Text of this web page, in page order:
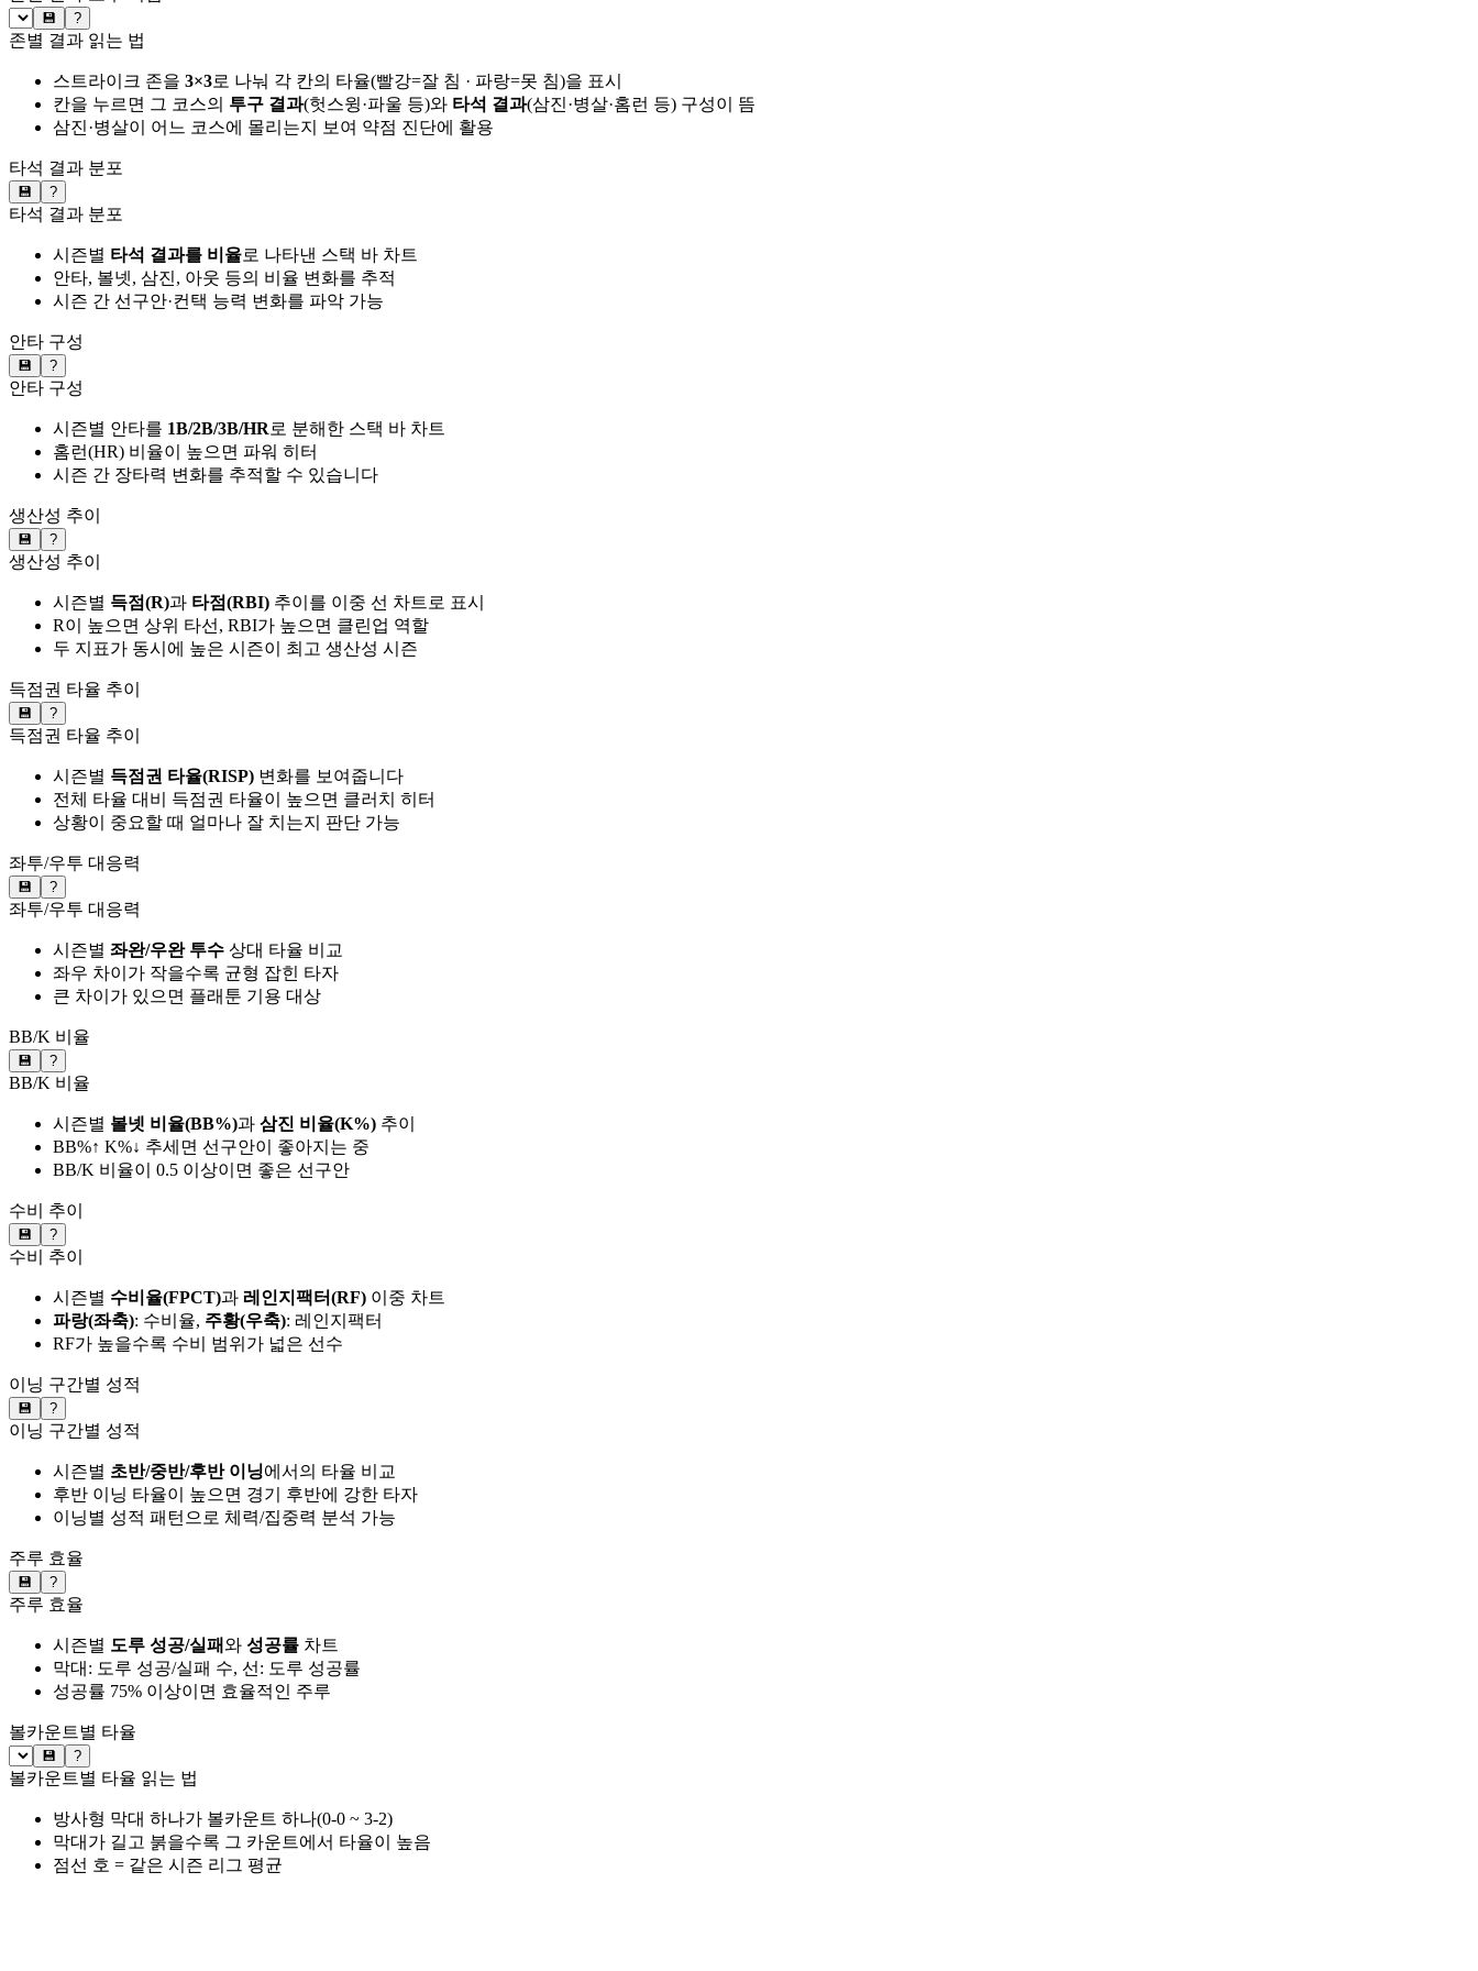
💾 ?
존별 결과 읽는 법
스트라이크 존을 3×3로 나눠 각 칸의 타율(빨강=잘 침 · 파랑=못 침)을 표시
칸을 누르면 그 코스의 투구 결과(헛스윙·파울 등)와 타석 결과(삼진·병살·홈런 등) 구성이 뜸
삼진·병살이 어느 코스에 몰리는지 보여 약점 진단에 활용
타석 결과 분포
💾 ?
타석 결과 분포
시즌별 타석 결과를 비율로 나타낸 스택 바 차트
안타, 볼넷, 삼진, 아웃 등의 비율 변화를 추적
시즌 간 선구안·컨택 능력 변화를 파악 가능
안타 구성
💾 ?
안타 구성
시즌별 안타를 1B/2B/3B/HR로 분해한 스택 바 차트
홈런(HR) 비율이 높으면 파워 히터
시즌 간 장타력 변화를 추적할 수 있습니다
생산성 추이
💾 ?
생산성 추이
시즌별 득점(R)과 타점(RBI) 추이를 이중 선 차트로 표시
R이 높으면 상위 타선, RBI가 높으면 클린업 역할
두 지표가 동시에 높은 시즌이 최고 생산성 시즌
득점권 타율 추이
💾 ?
득점권 타율 추이
시즌별 득점권 타율(RISP) 변화를 보여줍니다
전체 타율 대비 득점권 타율이 높으면 클러치 히터
상황이 중요할 때 얼마나 잘 치는지 판단 가능
좌투/우투 대응력
💾 ?
좌투/우투 대응력
시즌별 좌완/우완 투수 상대 타율 비교
좌우 차이가 작을수록 균형 잡힌 타자
큰 차이가 있으면 플래툰 기용 대상
BB/K 비율
💾 ?
BB/K 비율
시즌별 볼넷 비율(BB%)과 삼진 비율(K%) 추이
BB%↑ K%↓ 추세면 선구안이 좋아지는 중
BB/K 비율이 0.5 이상이면 좋은 선구안
수비 추이
💾 ?
수비 추이
시즌별 수비율(FPCT)과 레인지팩터(RF) 이중 차트
파랑(좌축): 수비율, 주황(우축): 레인지팩터
RF가 높을수록 수비 범위가 넓은 선수
이닝 구간별 성적
💾 ?
이닝 구간별 성적
시즌별 초반/중반/후반 이닝에서의 타율 비교
후반 이닝 타율이 높으면 경기 후반에 강한 타자
이닝별 성적 패턴으로 체력/집중력 분석 가능
주루 효율
💾 ?
주루 효율
시즌별 도루 성공/실패와 성공률 차트
막대: 도루 성공/실패 수, 선: 도루 성공률
성공률 75% 이상이면 효율적인 주루
볼카운트별 타율
💾 ?
볼카운트별 타율 읽는 법
방사형 막대 하나가 볼카운트 하나(0-0 ~ 3-2)
막대가 길고 붉을수록 그 카운트에서 타율이 높음
점선 호 = 같은 시즌 리그 평균